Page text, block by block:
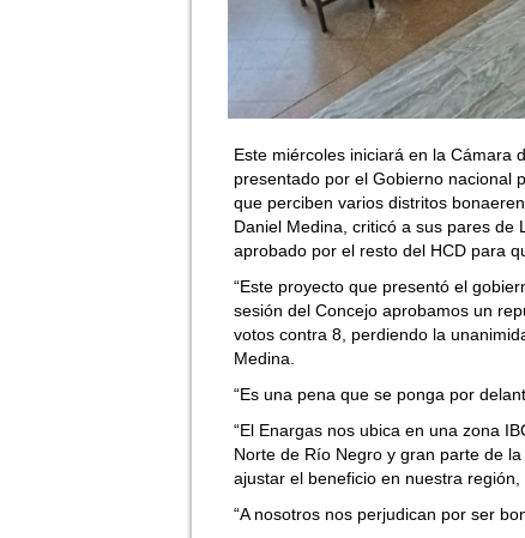
Este miércoles iniciará en la Cámara
presentado por el Gobierno nacional
que perciben varios distritos
Daniel Medina, criticó a sus pares de
aprobado por el resto del HCD para
“Este proyecto que presentó el
sesión del Concejo aprobamos un
votos contra 8, perdiendo la
Medina.
“Es una pena que se ponga por
“El Enargas nos ubica en una zona
Norte de Río Negro y gran parte de
ajustar el beneficio en nuestra región,
“A nosotros nos perjudican por ser